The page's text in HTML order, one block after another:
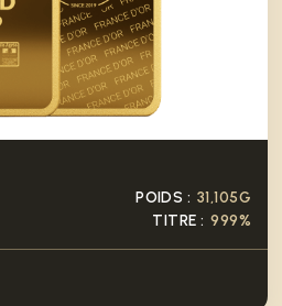
POIDS : 31,105G
TITRE : 999%